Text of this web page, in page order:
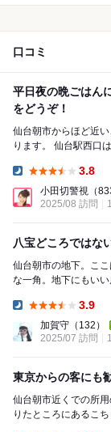
口コミ
平日夜の晩ごはん
をどうぞ！
仙台朝市からほど近
ります。 仙台駅西口は、デッキから見渡せる建物群の一歩裏に入ると、
3.8
小田切警視 （
2025/08 訪問
八宝どころではな
仙台朝市の地下。こ
な一角。地下にもいい店があるので
3.9
加賀守 （132）
2025/07 訪問
東京からの客にも
仙台朝市近くでの所
りたところにあるこちらのお店を